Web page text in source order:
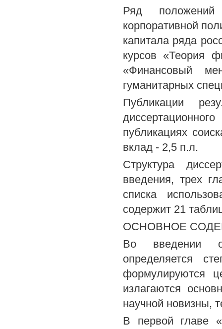
Ряд положений
корпоративной
капитала ряда
курсов «Теория
«Финансовый
гуманитарных
Публикации
публикациях
вклад - 2,5 п.л.
Структура
введения, трех
списка
содержит 21
ОСНОВНОЕ
Во введении
определяется
формулируются
излагаются
научной новизны,
В первой главе